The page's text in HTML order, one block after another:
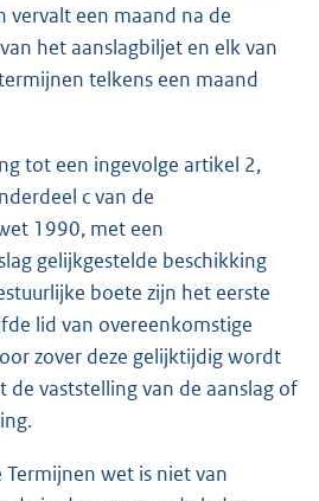
vervalt een maand na de
het aanslagbiljet en elk van
telkens een maand
tot een ingevolge artikel 2,
c van de
1990, met een
gelijkgestelde beschikking
boete zijn het eerste
lid van overeenkomstige
zover deze gelijktijdig wordt
de vaststelling van de aanslag of
Termijnen wet is niet van